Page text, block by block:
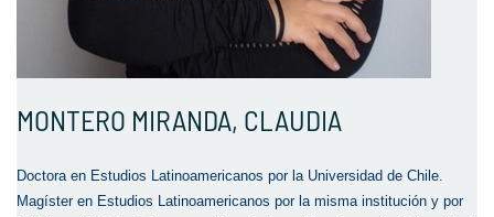
MONTERO MIRANDA, CLAUDIA
Doctora en Estudios Latinoamericanos por la Universidad de Chile.
Magíster en Estudios Latinoamericanos por la misma institución y por